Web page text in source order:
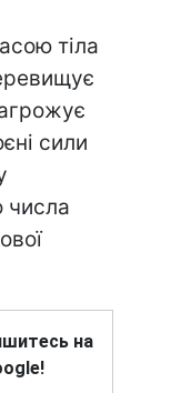
тіла
сили
числа
на